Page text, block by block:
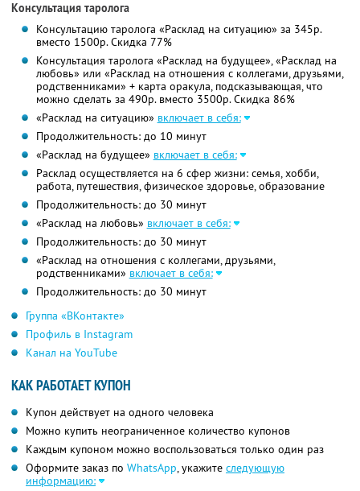
Консультация таролога
Консультацию таролога «Расклад на ситуацию» за 345р.
вместо 1500р. Скидка 77%
Консультация таролога «Расклад на будущее», «Расклад на
любовь» или «Расклад на отношения с коллегами, друзьями,
родственниками» + карта оракула, подсказывающая, что
можно сделать за 490р. вместо 3500р. Скидка 86%
«Расклад на ситуацию» включает в себя:
Продолжительность: до 10 минут
«Расклад на будущее» включает в себя:
Расклад осуществляется на 6 сфер жизни: семья, хобби,
работа, путешествия, физическое здоровье, образование
Продолжительность: до 30 минут
«Расклад на любовь» включает в себя:
Продолжительность: до 30 минут
«Расклад на отношения с коллегами, друзьями,
родственниками» включает в себя:
Продолжительность: до 30 минут
Группа «ВКонтакте»
Профиль в Instagram
Канал на YouTube
КАК РАБОТАЕТ КУПОН
Купон действует на одного человека
Можно купить неограниченное количество купонов
Каждым купоном можно воспользоваться только один раз
Оформите заказ по WhatsApp, укажите следующую
информацию: